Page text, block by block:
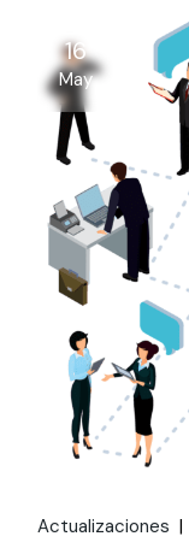
16
May
Actualizaciones